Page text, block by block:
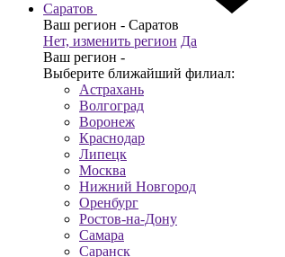
Саратов
Ваш регион - Саратов
Нет, изменить регион Да
Ваш регион -
Выберите ближайший филиал:
Астрахань
Волгоград
Воронеж
Краснодар
Липецк
Москва
Нижний Новгород
Оренбург
Ростов-на-Дону
Самара
Саранск